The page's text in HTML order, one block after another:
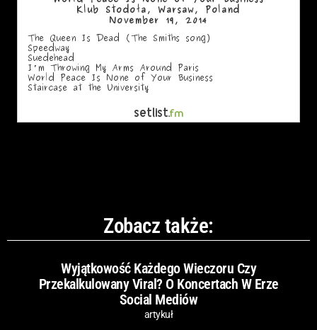
Zobacz także:
Wyjątkowość Każdego Wieczoru Czy
Przekalkulowany Viral? O Koncertach W Erze
Social Mediów
artykuł